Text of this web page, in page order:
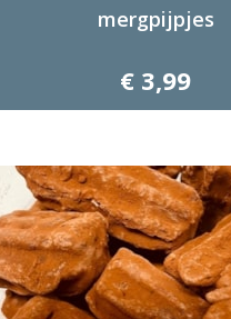
mergpijpjes
€ 3,99